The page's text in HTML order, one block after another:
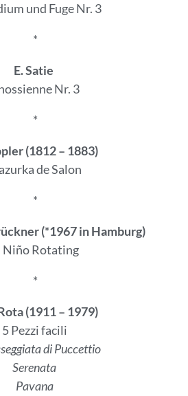
und Fuge Nr. 3
*
E. Satie
Nr. 3
*
(1812 – 1883)
de Salon
*
(*1967 in Hamburg)
Niño Rotating
*
(1911 – 1979)
5 Pezzi facili
di Puccettio
Serenata
Pavana